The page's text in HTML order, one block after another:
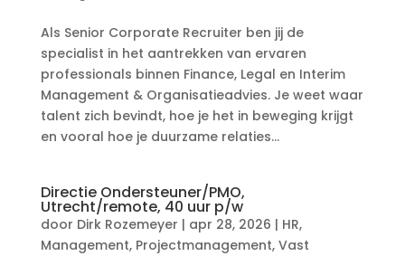
Als Senior Corporate Recruiter ben jij de
specialist in het aantrekken van ervaren
professionals binnen Finance, Legal en Interim
Management & Organisatieadvies. Je weet waar
talent zich bevindt, hoe je het in beweging krijgt
en vooral hoe je duurzame relaties...
Directie Ondersteuner/PMO,
Utrecht/remote, 40 uur p/w
door Dirk Rozemeyer | apr 28, 2026 | HR,
Management, Projectmanagement, Vast